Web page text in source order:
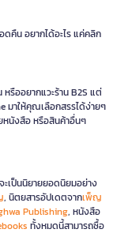
คืน อยากได้อะไร แค่คลิก
รืออยากแวะร้าน B2S แต่
มาให้คุณเลือกสรรได้ง่ายๆ
หนังสือ หรือสินค้าอื่นๆ
เป็นนิยายยอดนิยมอย่าง
, นิตยสารอัปเดตจากเพ็ญ
Publishing, หนังสือ
ทั้งหมดนี้สามารถซื้อ